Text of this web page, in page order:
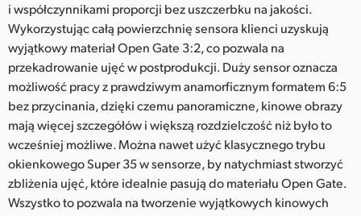
i współczynnikami proporcji bez uszczerbku na jakości.
Wykorzystując całą powierzchnię sensora klienci uzyskują
wyjątkowy materiał Open Gate 3:2, co pozwala na
przekadrowanie ujęć w postprodukcji. Duży sensor oznacza
możliwość pracy z prawdziwym anamorficznym formatem 6:5
bez przycinania, dzięki czemu panoramiczne, kinowe obrazy
mają więcej szczegółów i większą rozdzielczość niż było to
wcześniej możliwe. Można nawet użyć klasycznego trybu
okienkowego Super 35 w sensorze, by natychmiast stworzyć
zbliżenia ujęć, które idealnie pasują do materiału Open Gate.
Wszystko to pozwala na tworzenie wyjątkowych kinowych